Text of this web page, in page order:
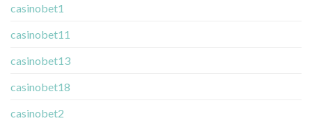
casinobet1
casinobet11
casinobet13
casinobet18
casinobet2